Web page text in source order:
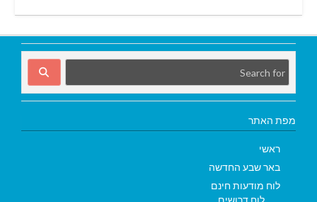
מפת האתר
ראשי
באר שבע החדשה
לוח מודעות חינם
לוח דרושים